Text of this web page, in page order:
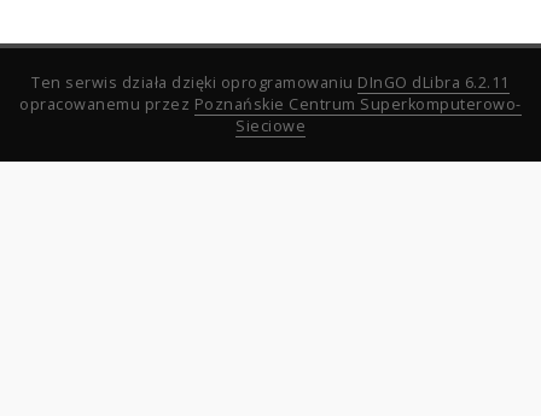
Ten serwis działa dzięki oprogramowaniu DInGO dLibra 6.2.11
opracowanemu przez Poznańskie Centrum Superkomputerowo-
Sieciowe